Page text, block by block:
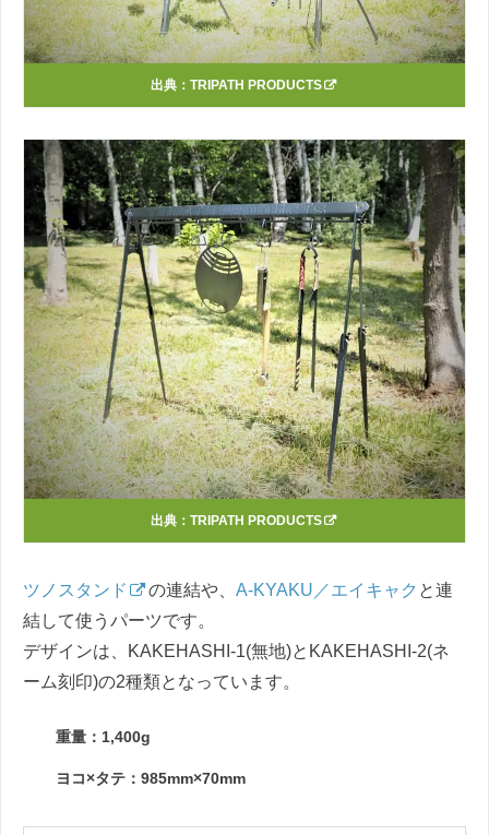
出典： TRIPATH PRODUCTS
出典： TRIPATH PRODUCTS
ツノスタンド の連結や、 A-KYAKU／エイキャク と連
結して使うパーツです。
デザインは、KAKEHASHI-1(無地)とKAKEHASHI-2(ネ
ーム刻印)の2種類となっています。
重量：1,400g
ヨコ×タテ：985mm×70mm